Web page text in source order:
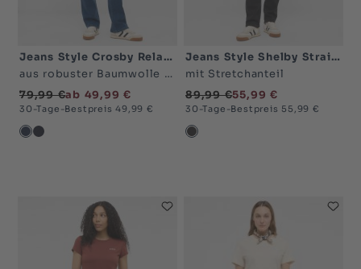
Jeans Style Crosby Relaxed Straight
aus robuster Baumwolle mit Stretchanteil
ab 49,99 €
79,99 €
30-Tage-Bestpreis 49,99 €
blau dunkel-5000
blau sehr dunkel-5000
Jeans Style Shelby Straight
mit Stretchanteil
55,99 €
89,99 €
30-Tage-Bestpreis 55,99 €
schwarz sehr dunkel-